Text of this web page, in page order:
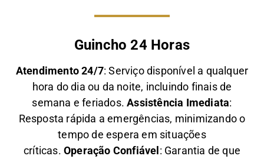
Guincho 24 Horas
Atendimento 24/7: Serviço disponível a qualquer
hora do dia ou da noite, incluindo finais de
semana e feriados.Assistência Imediata:
Resposta rápida a emergências, minimizando o
tempo de espera em situações
críticas. Operação Confiável: Garantia de que